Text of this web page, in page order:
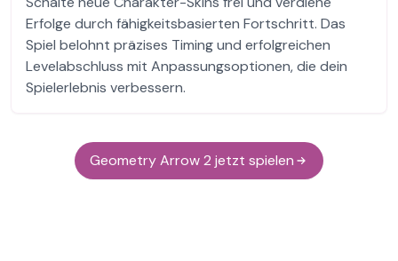
Erfolge durch fähigkeitsbasierten Fortschritt. Das
Spiel belohnt präzises Timing und erfolgreichen
Levelabschluss mit Anpassungsoptionen, die dein
Spielerlebnis verbessern.
Geometry Arrow 2 jetzt spielen